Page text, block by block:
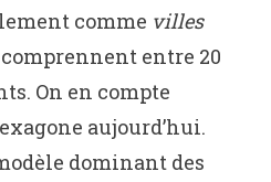
comme villes
entre 20
On en compte
aujourd’hui.
dominant des